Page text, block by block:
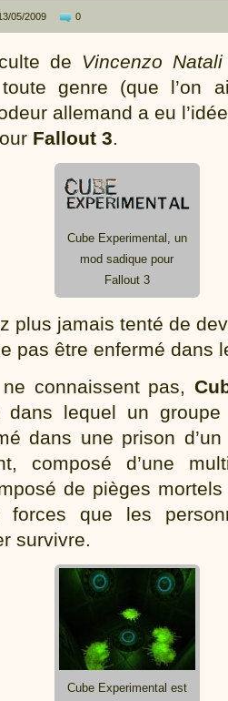
05/2009 0
de Vincenzo Natali
genre (que l’on
allemand a eu
Fallout 3.
Cube Experimental, un
mod sadique pour
Fallout 3
plus jamais tenté de
pas être enfermé dans
connaissent pas,
dans lequel un
dans une prison
composé d’une
de pièges mortels
forces que les
survivre.
Cube Experimental est